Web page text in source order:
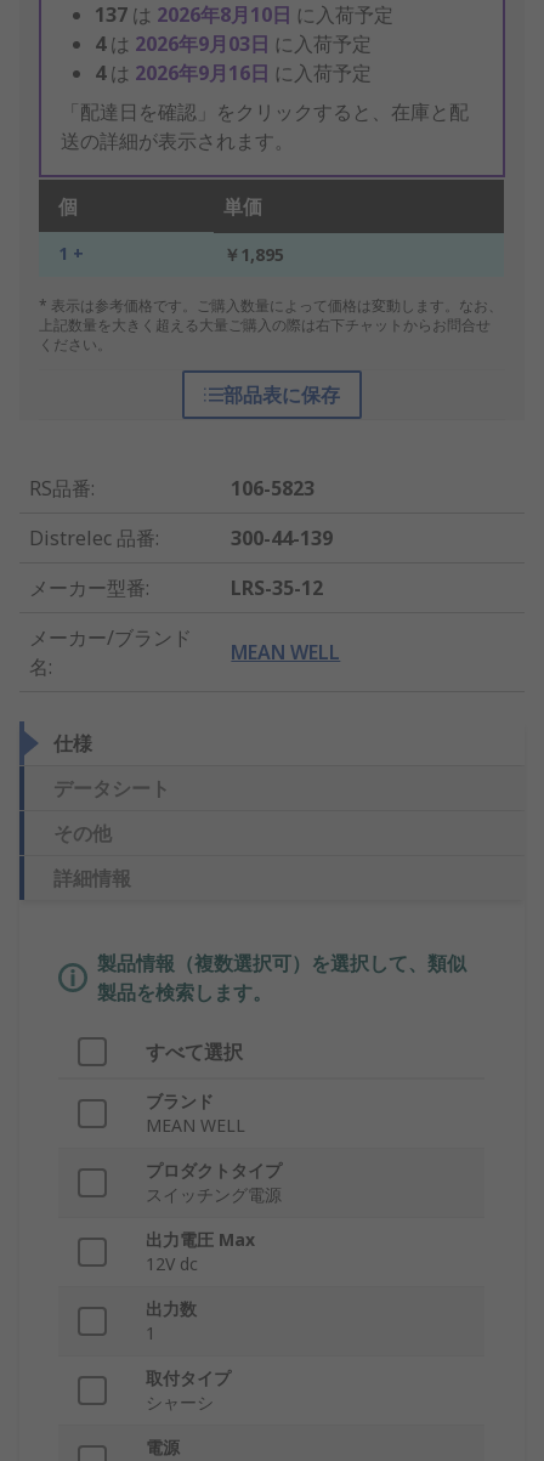
137 は 2026年8月10日 に入荷予定
4は 2026年9月03日 に入荷予定
4は 2026年9月16日 に入荷予定
「配達日を確認」をクリックすると、在庫と配
送の詳細が表示されます。
個 単価
1 + ￥1,895
* 表示は参考価格です。ご購入数量によって価格は変動します。なお、
上記数量を大きく超える大量ご購入の際は右下チャットからお問合せ
ください。
部品表に保存
RS品番:
106-5823
Distrelec 品番:
300-44-139
メーカー型番:
LRS-35-12
メーカー/ブランド
名:
MEAN WELL
仕様
データシート
その他
詳細情報
製品情報（複数選択可）を選択して、類似
製品を検索します。
すべて選択
ブランド
MEAN WELL
プロダクトタイプ
スイッチング電源
出力電圧 Max
12V dc
出力数
1
取付タイプ
シャーシ
電源